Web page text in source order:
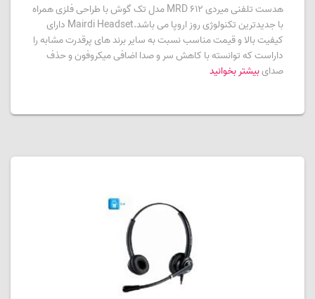
هدست تلفنی میردی MRD 612 مدل تک گوش با طراحی فلزی همراه
با جدیدترین تکنولوژی روز اروپا می باشد.Mairdi Headset دارای
کیفیت بالا و قیمت مناسب نسبت به سایر برند های پرقدرت مشابه را
داراست که توانسته با کاهش سر و صدا اضافی میکروفون و حذف
صدایبیشتر بخوانید